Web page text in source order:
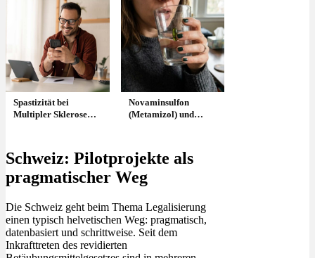
Spastizität bei
Multipler Sklerose
Novaminsulfon
(Metamizol) und
gefährlich?
Schweiz: Pilotprojekte als
pragmatischer Weg
Die Schweiz geht beim Thema Legalisierung
einen typisch helvetischen Weg: pragmatisch,
datenbasiert und schrittweise. Seit dem
Inkrafttreten des revidierten